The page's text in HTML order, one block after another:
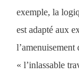
exemple, la
est adapté aux
« l’inlassable